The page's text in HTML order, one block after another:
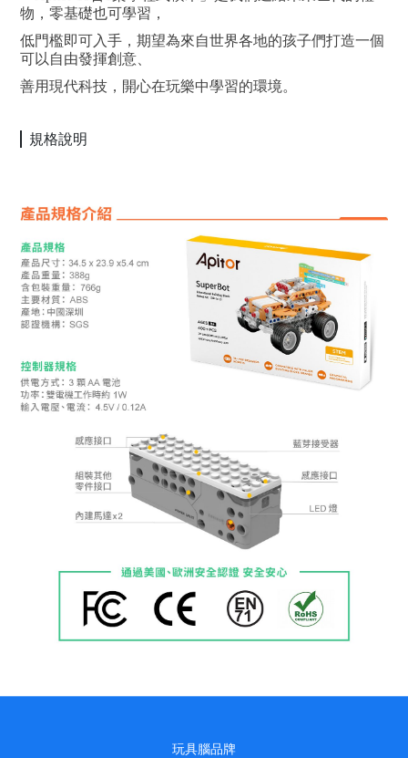
物，零基礎也可學習，
低門檻即可入手，期望為來自世界各地的孩子們打造一個
可以自由發揮創意、
善用現代科技，開心在玩樂中學習的環境。
規格說明
玩具腦品牌